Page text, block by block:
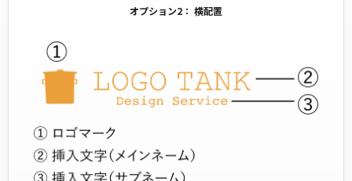
オプション2： 横配置